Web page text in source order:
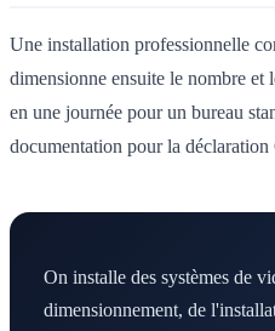
Une installation professionnelle
dimensionne ensuite le nombre et
en une journée pour un bureau
documentation pour la
On installe des systèmes de
dimensionnement, de